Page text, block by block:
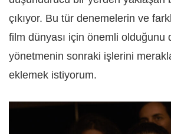
çıkıyor. Bu tür denemelerin ve
film dünyası için önemli olduğunu
yönetmenin sonraki işlerini
eklemek istiyorum.